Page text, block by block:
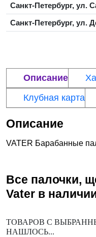
Санкт-Петербург, ул.
Санкт-Петербург, ул.
Описание
Клубная карта
Описание
VATER Барабанные
Все палочки,
Vater в
ТОВАРОВ С
НАШЛОСЬ...